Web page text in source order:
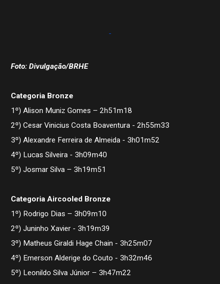
Foto: Divulgação/BRHE
Categoria Bronze
1º) Alison Muniz Gomes – 2h51m18
2º) Cesar Vinicius Costa Boaventura - 2h55m33
3º) Alexandre Ferreira de Almeida - 3h01m52
4º) Lucas Silveira - 3h09m40
5º) Josmar Silva – 3h19m51
Categoria Aircooled Bronze
1º) Rodrigo Dias – 3h09m10
2º) Juninho Xavier - 3h19m39
3º) Matheus Giraldi Hage Chain - 3h25m07
4º) Emerson Alderige do Couto - 3h32m46
5º) Leonildo Silva Júnior – 3h47m22